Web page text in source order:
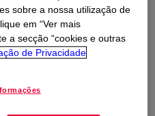
Saúde, Produtos
Médicos
sobre a nossa utilização de
em “Ver mais
a secção “cookies e outras
de Privacidade